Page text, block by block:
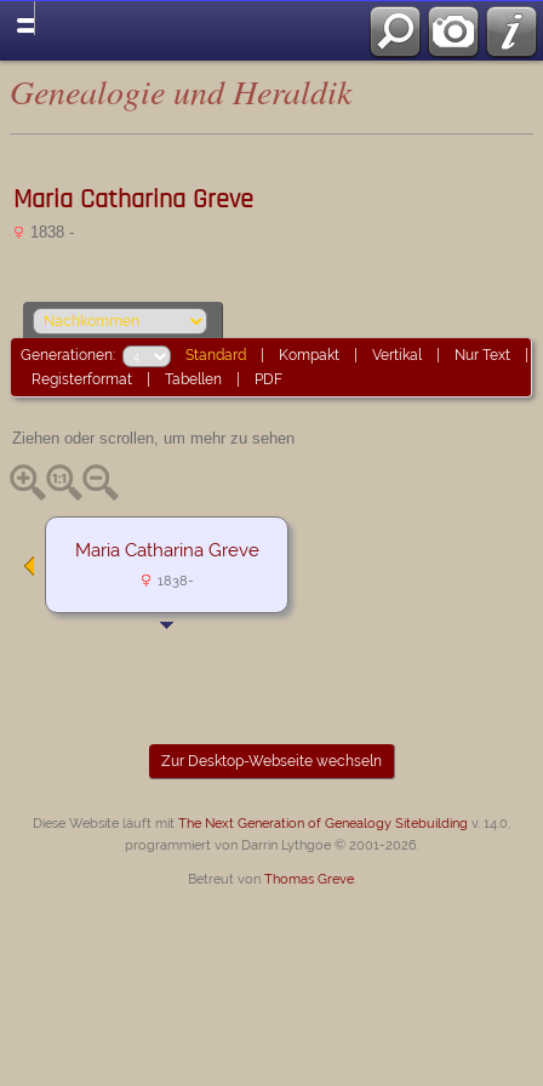
Genealogie und Heraldik
Maria Catharina Greve
1838 -
Generationen: Standard Kompakt |Vertikal| Nur Text
Registerformat |Tabellen PDF
Ziehen oder scrollen, um mehr zu sehen
Maria Catharina Greve
1838-
Zur Desktop-Webseite wechseln
Diese Website läuft mit The Next Generation of Genealogy Sitebuilding v. 14.0,
programmiert von Darrin Lythgoe © 2001-2026.
Betreut von Thomas Greve.